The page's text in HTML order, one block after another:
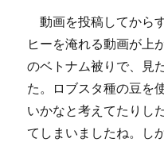
動画を投稿してから
ヒーを淹れる動画が上
のベトナム被りで、見
た。ロブスタ種の豆を
いかなと考えてたりし
てしまいましたね。し